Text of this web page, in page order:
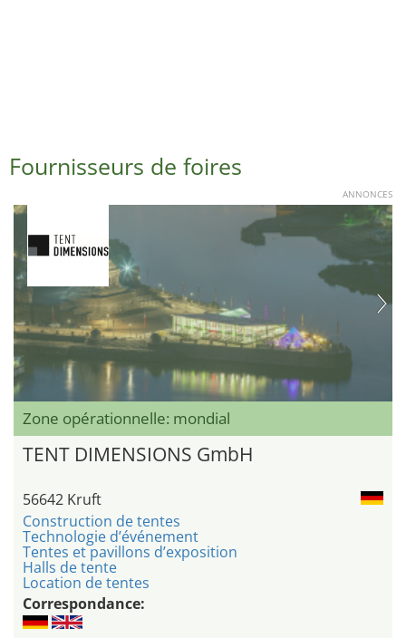
Fournisseurs de foires
ANNONCES
Zone opérationnelle: mondial
TENT DIMENSIONS GmbH
56642 Kruft
Construction de tentes
Technologie d’événement
Tentes et pavillons d’exposition
Halls de tente
Location de tentes
Correspondance: